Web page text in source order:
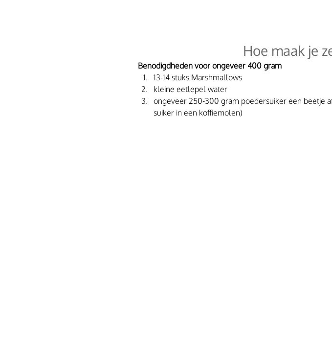
Hoe maak je
Benodigdheden voor ongeveer 400 gram
13-14 stuks Marshmallows
kleine eetlepel water
ongeveer 250-300 gram poedersuiker een beetje
suiker in een koffiemolen)